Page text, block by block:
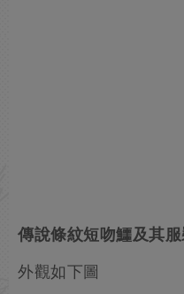
傳說條紋短吻鱷及其
外觀如下圖